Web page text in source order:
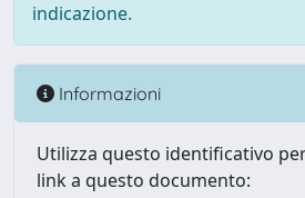
indicazione.
Informazioni
Utilizza questo identificativo
link a questo documento: